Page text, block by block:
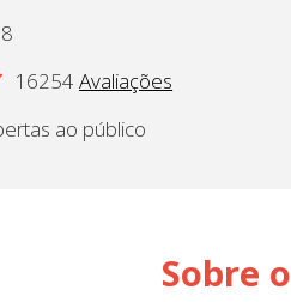
16254 Avaliações
ao público
Sobre